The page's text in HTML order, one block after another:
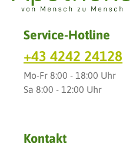
Service-Hotline
+43 4242 24128
Mo-Fr 8:00 - 18:00 Uhr
Sa 8:00 - 12:00 Uhr
Kontakt